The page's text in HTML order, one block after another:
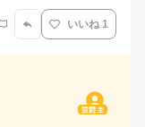
いいね 1
質問主